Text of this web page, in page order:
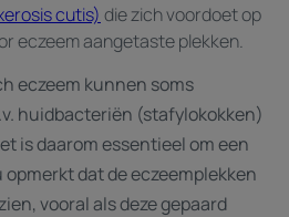
cutis) die zich voordoet op
eczeem aangetaste plekken.
eczeem kunnen soms
huidbacteriën (stafylokokken)
is daarom essentieel om een
dat de eczeemplekken
vooral als deze gepaard